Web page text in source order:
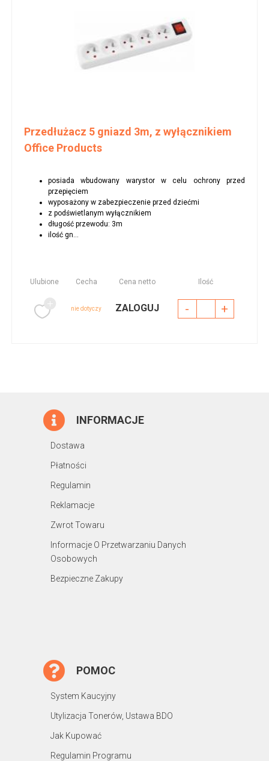
Przedłużacz 5 gniazd 3m, z wyłącznikiem
Office Products
posiada wbudowany warystor w celu ochrony przed
przepięciem
wyposażony w zabezpieczenie przed dziećmi
z podświetlanym wyłącznikiem
długość przewodu: 3m
ilość gn...
Ulubione Cecha Cena netto Ilość
nie dotyczy ZALOGUJ - +
INFORMACJE
Dostawa
Płatności
Regulamin
Reklamacje
Zwrot Towaru
Informacje O Przetwarzaniu Danych
Osobowych
Bezpieczne Zakupy
POMOC
System Kaucyjny
Utylizacja Tonerów, Ustawa BDO
Jak Kupować
Regulamin Programu